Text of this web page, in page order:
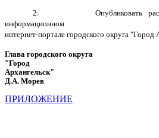
2.
Опубликовать
информационном
интернет-портале городского округа "Город
Глава городского округа
"Город
Архангельск"
Д.А. Морев
ПРИЛОЖЕНИЕ